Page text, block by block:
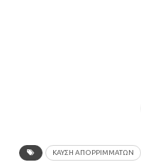
ΚΑΥΣΗ ΑΠΟΡΡΙΜΜΑΤΩΝ